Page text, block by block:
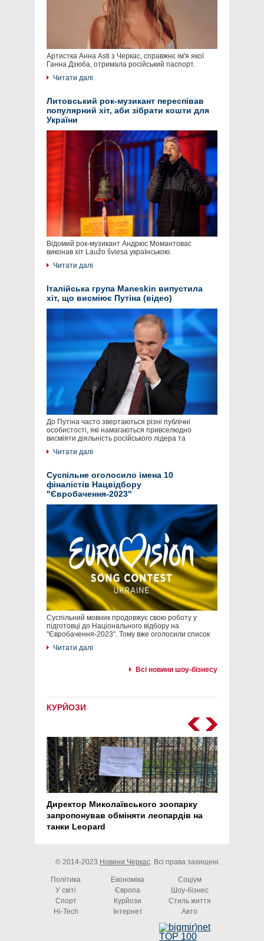
Артистка Анна Asti з Черкас, справжнє ім'я якої
Ганна Дзюба, отримала російський паспорт.
Читати далі
Литовський рок-музикант переспівав
популярний хіт, аби зібрати кошти для
України
Відомий рок-музикант Андрюс Момантовас
виконав хіт Laužo šviesa українською.
Читати далі
Італійська група Maneskin випустила
хіт, що висміює Путіна (відео)
До Путіна часто звертаються різні публічні
особистості, які намагаються привселюдно
висміяти діяльність російського лідера та
Читати далі
Суспільне оголосило імена 10
фіналістів Нацвідбору
"Євробачення-2023"
Суспільний мовник продовжує свою роботу у
підготовці до Національного відбору на
"Євробачення-2023". Тому вже оголосили список
Читати далі
Всі новини шоу-бізнесу
КУРЙОЗИ
Директор Миколаївського зоопарку
запропонував обміняти леопардів на
танки Leopard
© 2014-2023 Новини Черкас. Всі права захищені.
Політика Економіка
Соціум
У світі
Європа
Шоу-бізнес
Спорт
Курйози
Стиль життя
Hi-Tech
Інтернет Авто